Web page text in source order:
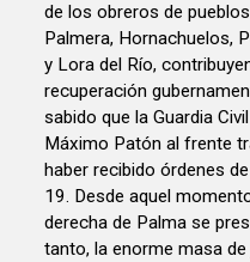
de los obreros de
Palmera, Hornachuelos,
y Lora del Río,
recuperación
sabido que la Guardia
Máximo Patón al frente
haber recibido órdenes
19. Desde aquel
derecha de Palma se
tanto, la enorme masa